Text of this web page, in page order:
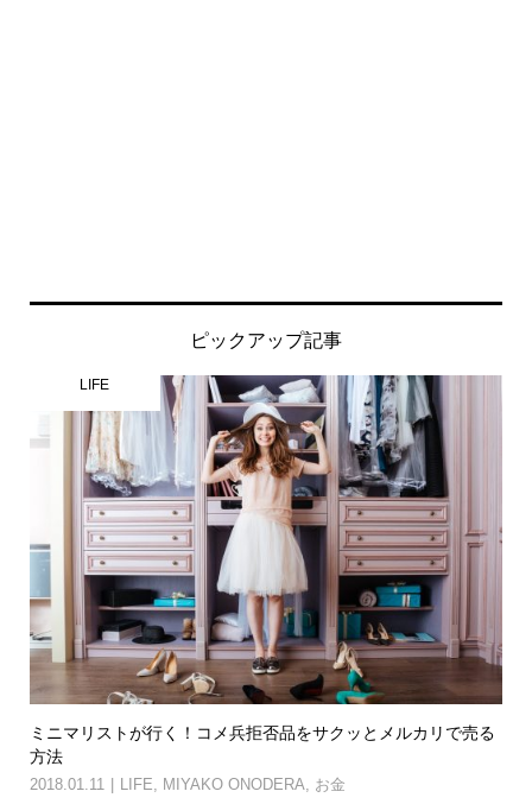
ピックアップ記事
LIFE
ミニマリストが行く！コメ兵拒否品をサクッとメルカリで売る
方法
2018.01.11 LIFE MIYAKO ONODERA お金